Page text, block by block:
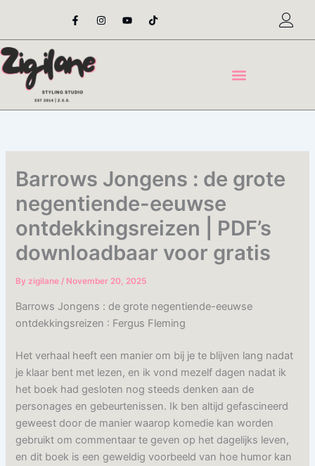
content
F
a
e
o
o
-
I
n
t
Y
o
t
T
i
t
Barrows Jongens : de grote
negentiende-eeuwse
ontdekkingsreizen | PDF’s
downloadbaar voor gratis
Byzigilane/ November 20, 2025
Barrows Jongens : de grote negentiende-eeuwse
ontdekkingsreizen : Fergus Fleming
Het verhaal heeft een manier om bij je te blijven lang nadat
je klaar bent met lezen, en ik vond mezelf dagen nadat ik
het boek had gesloten nog steeds denken aan de
personages en gebeurtenissen. Ik ben altijd gefascineerd
geweest door de manier waarop komedie kan worden
gebruikt om commentaar te geven op het dagelijks leven,
en dit boek is een geweldig voorbeeld van hoe humor kan